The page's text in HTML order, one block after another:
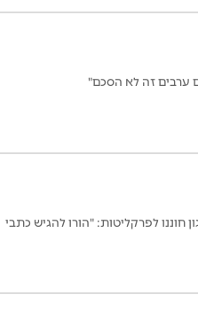
ערבים זה לא הסכם"
חוננו לפרקליטות: "הורו להגיש כתבי